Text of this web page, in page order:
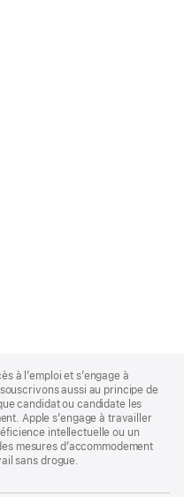
à l’emploi et s’engage à
aussi au principe de
candidat ou candidate les
Apple s’engage à travailler
intellectuelle ou un
mesures d’accommodement
sans drogue.